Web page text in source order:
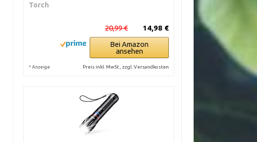
Torch
14,98 €
20,99 €
Bei Amazon
ansehen
* Anzeige Preis inkl. MwSt., zzgl. Versandkosten